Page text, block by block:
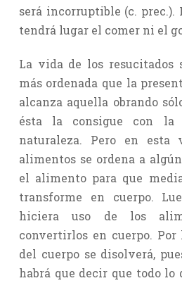
será incorruptible (c. prec.).
tendrá lugar el comer ni el
La vida de los resucitados
más ordenada que la
alcanza aquella obrando
ésta la consigue con la
naturaleza. Pero en
alimentos se ordena a
el alimento para que
transforme en cuerpo.
hiciera uso de los
convertirlos en cuerpo. Por
del cuerpo se disolverá,
habrá que decir que todo lo